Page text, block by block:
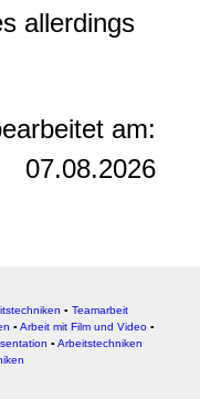
allerdings
am:
07.08.2026
▪ Teamarbeit
▪ Arbeit mit Film und Video ▪
▪ Arbeitstechniken